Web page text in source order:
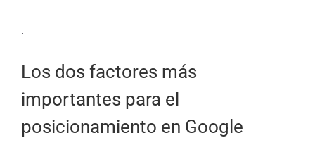
.
Los dos factores más
importantes para el
posicionamiento en Google